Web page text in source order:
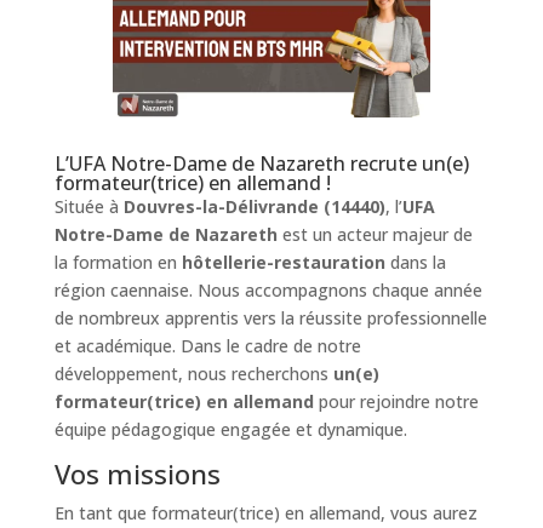
L’UFA Notre-Dame de Nazareth recrute un(e)
formateur(trice) en allemand !
Située à Douvres-la-Délivrande (14440), l’UFA
Notre-Dame de Nazareth est un acteur majeur de
la formation en hôtellerie-restauration dans la
région caennaise. Nous accompagnons chaque année
de nombreux apprentis vers la réussite professionnelle
et académique. Dans le cadre de notre
développement, nous recherchons un(e)
formateur(trice) en allemand pour rejoindre notre
équipe pédagogique engagée et dynamique.
Vos missions
En tant que formateur(trice) en allemand, vous aurez